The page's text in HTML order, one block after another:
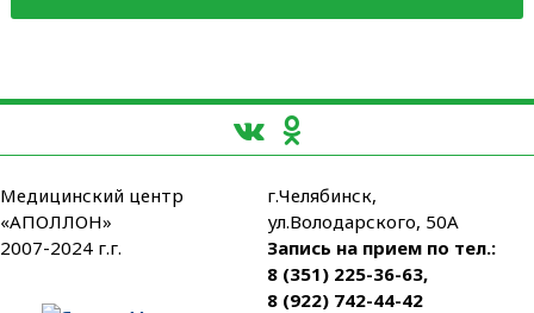
Медицинский центр
«АПОЛЛОН»
2007-2024 г.г.
г.Челябинск,
ул.Володарского, 50А
Запись на прием по тел.:
8 (351) 225-36-63,
8 (922) 742-44-42